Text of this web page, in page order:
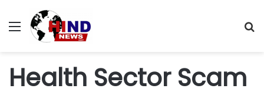
Menu
Health Sector Scam